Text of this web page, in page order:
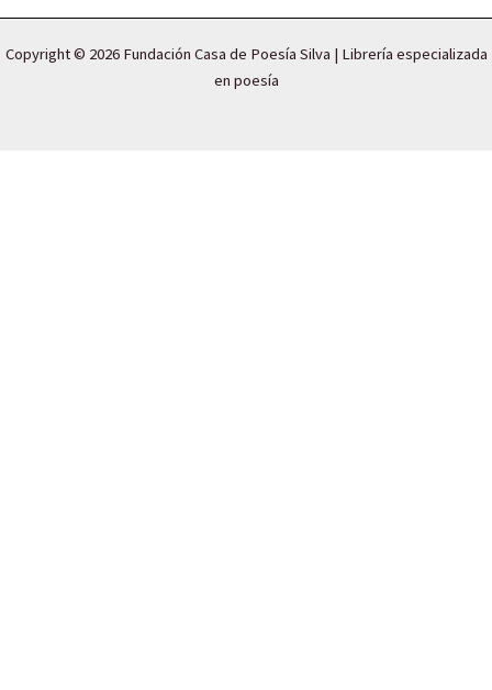
Copyright © 2026 Fundación Casa de Poesía Silva | Librería especializada
en poesía